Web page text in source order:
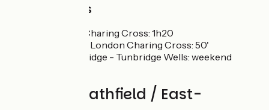
Train Stations
Eridge - London Charing Cross: 1h20
Tunbridge Wells - London Charing Cross: 50'
Eridge - Groombridge - Tunbridge Wells: weekend
Avis sur Heathfield / East-